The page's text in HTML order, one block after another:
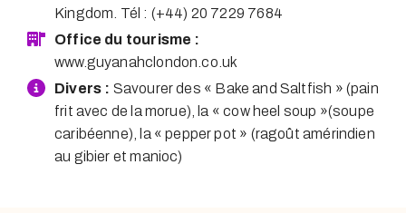
Kingdom. Tél : (+44) 20 7229 7684
Office du tourisme :
www.guyanahclondon.co.uk
Divers : Savourer des « Bake and Saltfish » (pain
frit avec de la morue), la « cow heel soup »(soupe
caribéenne), la « pepper pot » (ragoût amérindien
au gibier et manioc)